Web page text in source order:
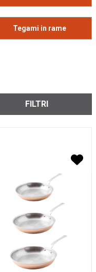
Tegami in rame
FILTRI